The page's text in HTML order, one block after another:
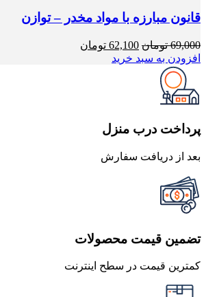
قانون مبارزه با مواد مخدر – توازن
69,000 تومان قیمت
اصلی
62,100 تومان
افزودن به سبد خرید
پرداخت درب منزل
بعد از دریافت سفارش
تضمین قیمت محصولات
کمترین قیمت در سطح اینترنت